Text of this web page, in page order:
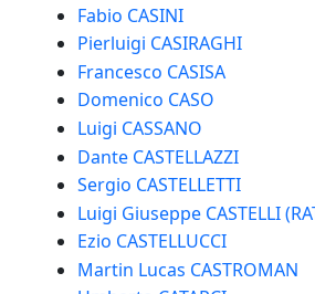
Fabio CASINI
Pierluigi CASIRAGHI
Francesco CASISA
Domenico CASO
Luigi CASSANO
Dante CASTELLAZZI
Sergio CASTELLETTI
Luigi Giuseppe CASTELLI
Ezio CASTELLUCCI
Martin Lucas CASTROMAN